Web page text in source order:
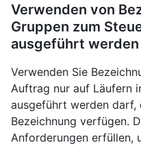
Verwenden von
Gruppen zum
ausgeführt werden
Verwenden Sie
Auftrag nur auf Läufern
ausgeführt werden darf,
Bezeichnung verfügen.
Anforderungen erfüllen,